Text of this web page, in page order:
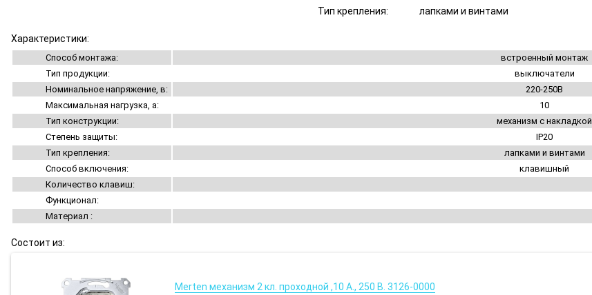
Тип крепления:
лапками и винтами
Характеристики:
Способ монтажа:
встроенный монтаж
Тип продукции:
выключатели
Номинальное напряжение, в:
220-250В
Максимальная нагрузка, а:
10
Тип конструкции:
механизм с накладкой
Степень защиты:
IP20
Тип крепления:
лапками и винтами
Способ включения:
клавишный
Количество клавиш:
Функционал:
Материал :
Состоит из:
Merten механизм 2 кл. проходной ,10 А., 250 В. 3126-0000